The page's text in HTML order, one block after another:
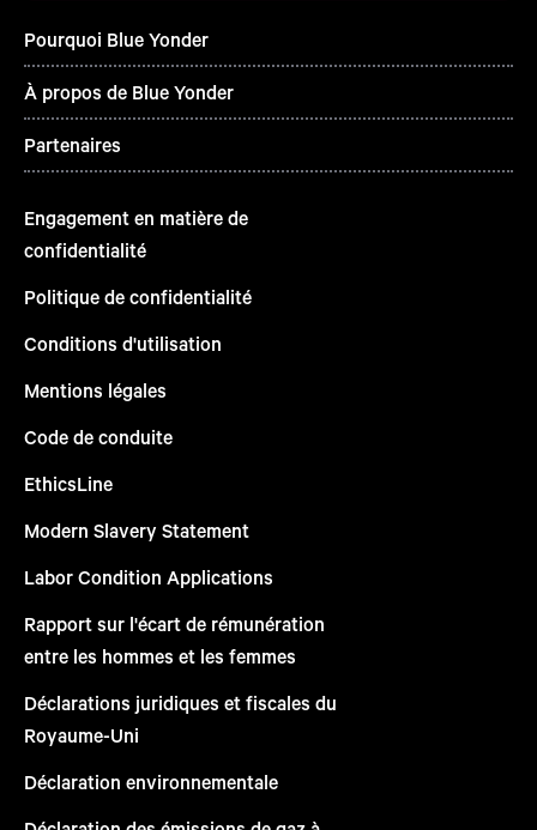
Pourquoi Blue Yonder
À propos de Blue Yonder
Partenaires
Engagement en matière de
confidentialité
Politique de confidentialité
Conditions d'utilisation
Mentions légales
Code de conduite
EthicsLine
Modern Slavery Statement
Labor Condition Applications
Rapport sur l'écart de rémunération
entre les hommes et les femmes
Déclarations juridiques et fiscales du
Royaume-Uni
Déclaration environnementale